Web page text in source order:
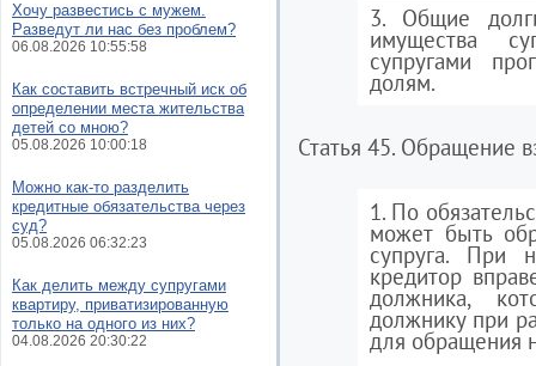
3. Общие
имущества
супругами
долям.
Статья 45. Обращение
1. По
может быть
супруга. При
кредитор
должника,
должнику при
для обращения
Хочу развестись с мужем.
Разведут ли нас без проблем?
06.08.2026 10:55:58
Как составить встречный иск об
определении места жительства
детей со мною?
05.08.2026 10:00:18
Можно как-то разделить
кредитные обязательства через
суд?
05.08.2026 06:32:23
Как делить между супругами
квартиру, приватизированную
только на одного из них?
04.08.2026 20:30:22